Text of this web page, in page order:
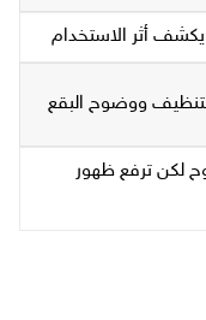
أثر الاستخدام
ووضوح البقع
لكن ترفع ظهور